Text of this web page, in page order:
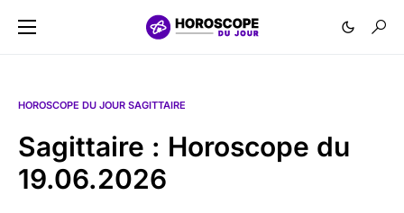
HOROSCOPE DU JOUR SAGITTAIRE
Sagittaire : Horoscope du
19.06.2026